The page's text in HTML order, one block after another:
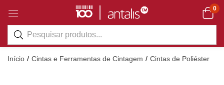
0
Início Cintas e Ferramentas de Cintagem Cintas de Poliéster